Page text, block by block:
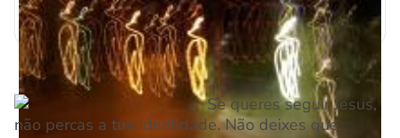
Se queres seguir Jesus,
não percas a tua identidade. Não deixes que